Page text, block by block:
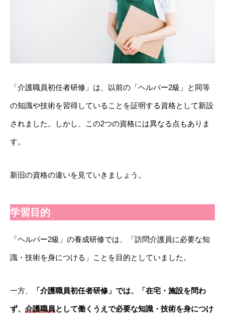
「介護職員初任者研修」は、以前の「ヘルパー2級」と同等
の知識や技術を習得していることを証明する資格として新設
されました。しかし、この2つの資格には異なる点もありま
す。
新旧の資格の違いを見ていきましょう。
学習目的
「ヘルパー2級」の養成研修では、「訪問介護員に必要な知
識・技術を身につける」ことを目的としていました。
一方、 「介護職員初任者研修」では、「在宅・施設を問わ
ず、 介護職員として働くうえで必要な知識・技術を身につけ